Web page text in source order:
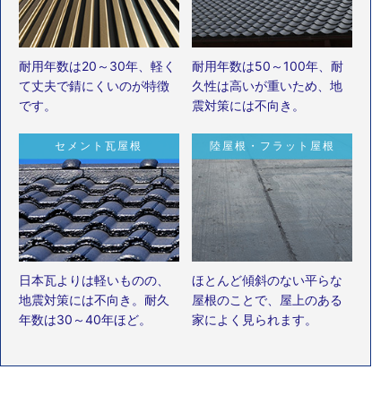
耐用年数は20～30年、軽く
て丈夫で錆にくいのが特徴
です。
耐用年数は50～100年、耐
久性は高いが重いため、地
震対策には不向き。
日本瓦よりは軽いものの、
地震対策には不向き。耐久
年数は30～40年ほど。
セメント瓦屋根
ほとんど傾斜のない平らな
屋根のことで、屋上のある
家によく見られます。
陸屋根・フラット屋根